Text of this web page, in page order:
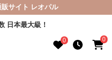
サイト レオパル
日本最大級！
0 0